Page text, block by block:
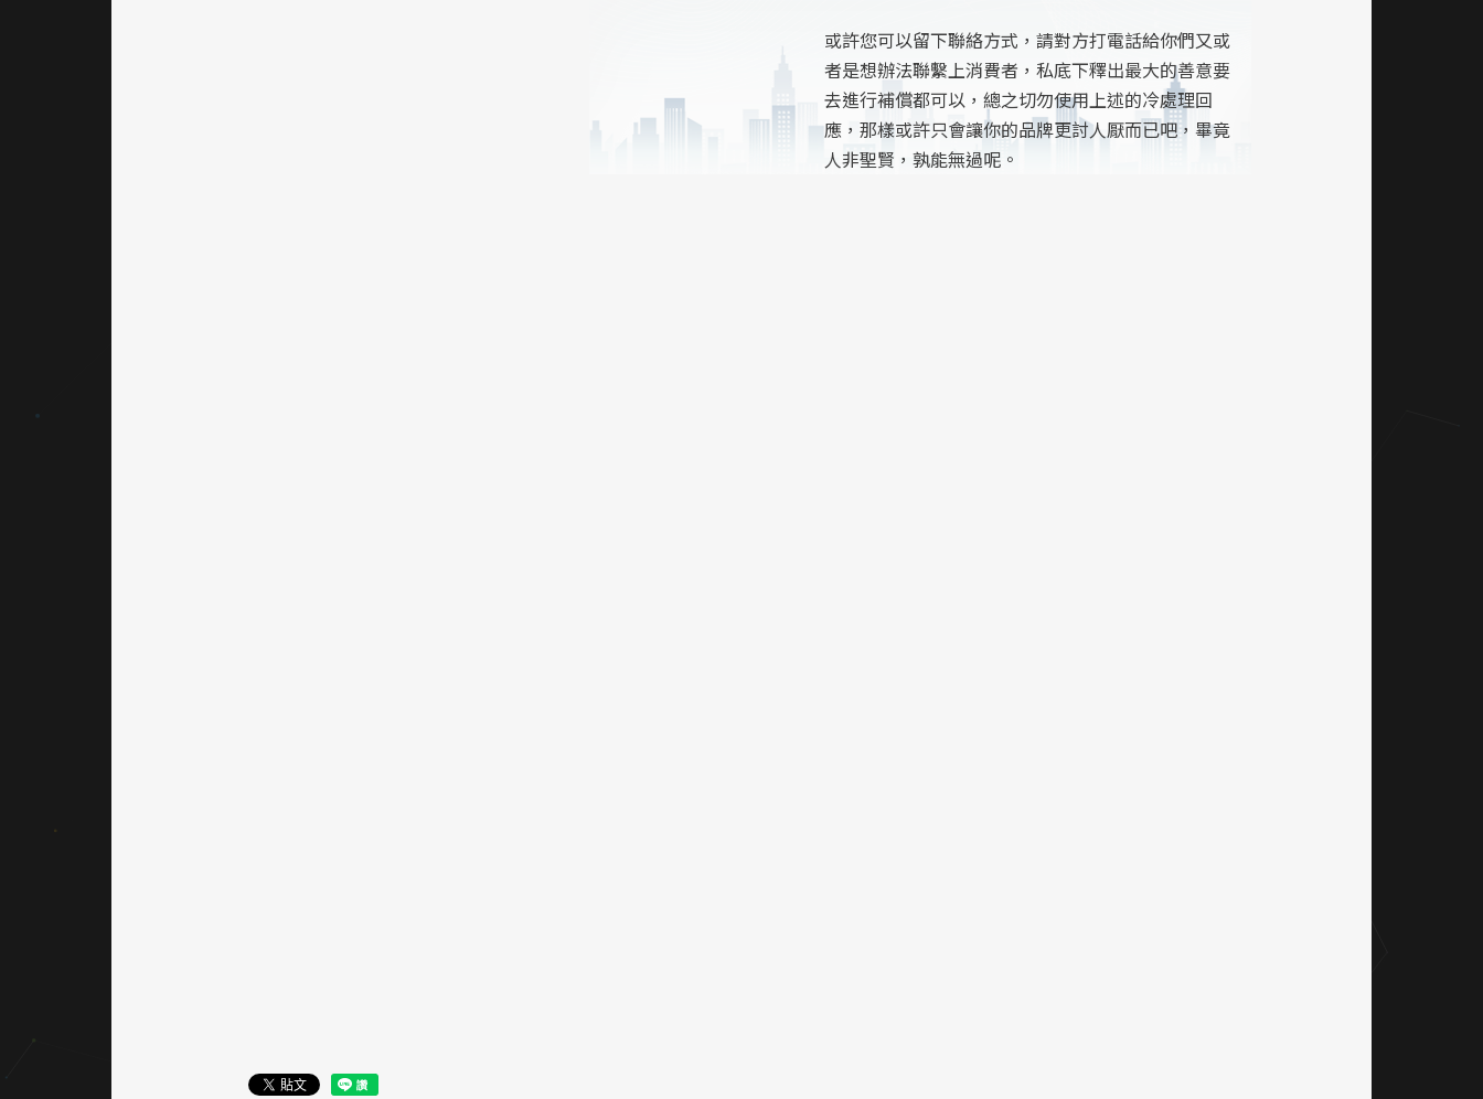
或許您可以留下聯絡方式，請對方打電話給你們又或
者是想辦法聯繫上消費者，私底下釋出最大的善意要
去進行補償都可以，總之切勿使用上述的冷處理回
應，那樣或許只會讓你的品牌更討人厭而已吧，畢竟
人非聖賢，孰能無過呢。